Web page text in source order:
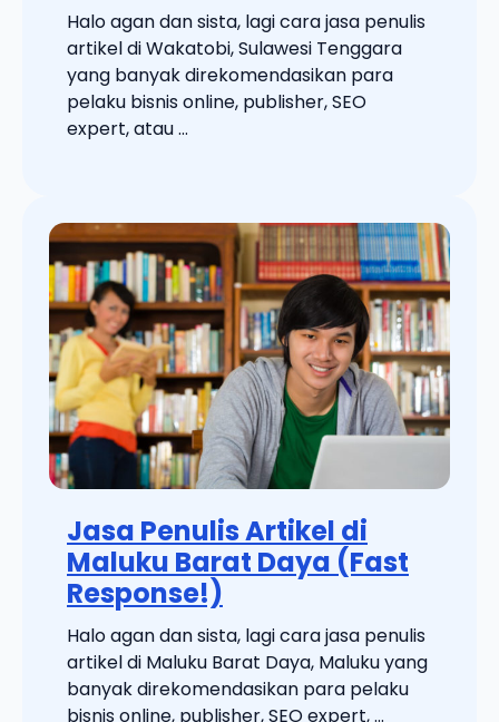
Halo agan dan sista, lagi cara jasa penulis
artikel di Wakatobi, Sulawesi Tenggara
yang banyak direkomendasikan para
pelaku bisnis online, publisher, SEO
expert, atau ...
Jasa Penulis Artikel di
Maluku Barat Daya (Fast
Response!)
Halo agan dan sista, lagi cara jasa penulis
artikel di Maluku Barat Daya, Maluku yang
banyak direkomendasikan para pelaku
bisnis online, publisher, SEO expert, ...